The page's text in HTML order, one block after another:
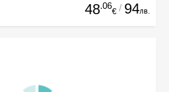
48.06
€ / 94лв.